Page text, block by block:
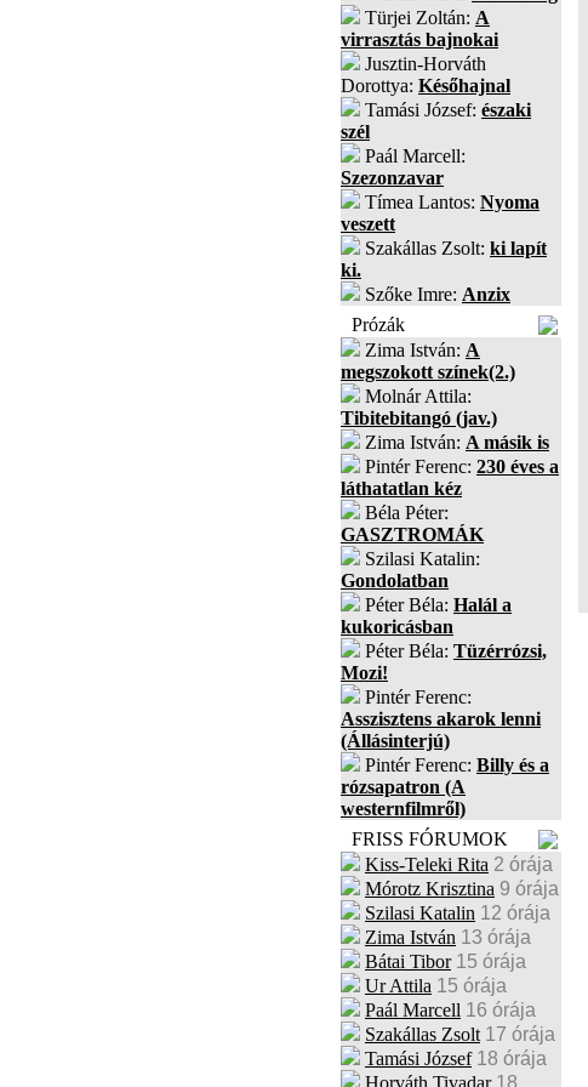
Türjei Zoltán: A
virrasztás bajnokai
Jusztin-Horváth
Dorottya: Későhajnal
Tamási József: északi
szél
Paál Marcell:
Szezonzavar
Tímea Lantos: Nyoma
veszett
Szakállas Zsolt: ki lapít
ki.
Szőke Imre: Anzix
Prózák
Zima István: A
megszokott színek(2.)
Molnár Attila:
Tibitebitangó (jav.)
Zima István: A másik is
Pintér Ferenc: 230 éves a
láthatatlan kéz
Béla Péter:
GASZTROMÁK
Szilasi Katalin:
Gondolatban
Péter Béla: Halál a
kukoricásban
Péter Béla: Tüzérrózsi,
Mozi!
Pintér Ferenc:
Asszisztens akarok lenni
(Állásinterjú)
Pintér Ferenc: Billy és a
rózsapatron (A
westernfilmről)
FRISS FÓRUMOK
Kiss-Teleki Rita 2 órája
Mórotz Krisztina 9 órája
Szilasi Katalin 12 órája
Zima István 13 órája
Bátai Tibor 15 órája
Ur Attila 15 órája
Paál Marcell 16 órája
Szakállas Zsolt 17 órája
Tamási József 18 órája
Horváth Tivadar 18